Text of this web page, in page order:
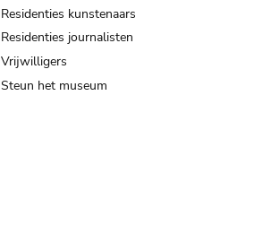
Residenties kunstenaars
Residenties journalisten
Vrijwilligers
Steun het museum